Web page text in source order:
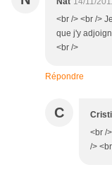
<br /> <br />
que j'y
<br />
Répondre
C
<br /
/>